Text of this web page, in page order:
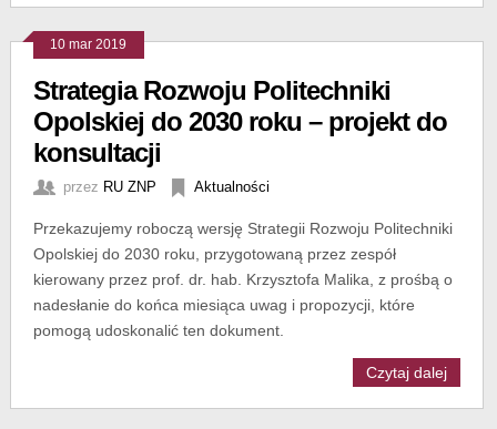
10 mar 2019
Strategia Rozwoju Politechniki
Opolskiej do 2030 roku – projekt do
konsultacji
przez RU ZNP Aktualności
Przekazujemy roboczą wersję Strategii Rozwoju Politechniki
Opolskiej do 2030 roku, przygotowaną przez zespół
kierowany przez prof. dr. hab. Krzysztofa Malika, z prośbą o
nadesłanie do końca miesiąca uwag i propozycji, które
pomogą udoskonalić ten dokument.
Czytaj dalej